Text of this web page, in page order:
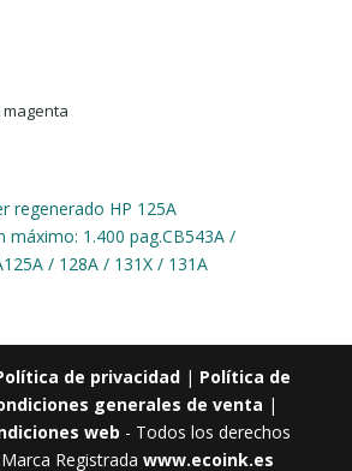
magenta
regenerado HP 125A
máximo: 1.400 pag.CB543A /
125A / 128A / 131X / 131A
de privacidad| Política de
generales de venta |
web - Todos los derechos
Registradawww.ecoink.es